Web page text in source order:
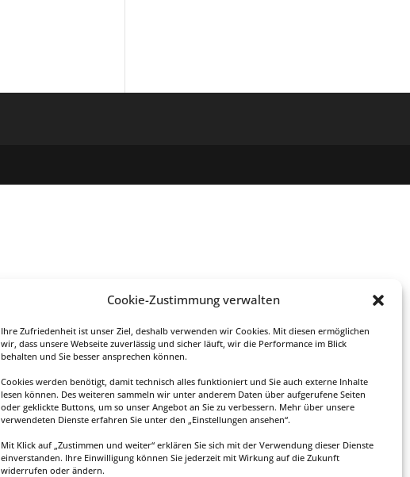
Cookie-Zustimmung verwalten
Ihre Zufriedenheit ist unser Ziel, deshalb verwenden wir Cookies. Mit diesen ermöglichen
wir, dass unsere Webseite zuverlässig und sicher läuft, wir die Performance im Blick
behalten und Sie besser ansprechen können.
Cookies werden benötigt, damit technisch alles funktioniert und Sie auch externe Inhalte
lesen können. Des weiteren sammeln wir unter anderem Daten über aufgerufene Seiten
oder geklickte Buttons, um so unser Angebot an Sie zu verbessern. Mehr über unsere
verwendeten Dienste erfahren Sie unter den „Einstellungen ansehen“.
Mit Klick auf „Zustimmen und weiter“ erklären Sie sich mit der Verwendung dieser Dienste
einverstanden. Ihre Einwilligung können Sie jederzeit mit Wirkung auf die Zukunft
widerrufen oder ändern.